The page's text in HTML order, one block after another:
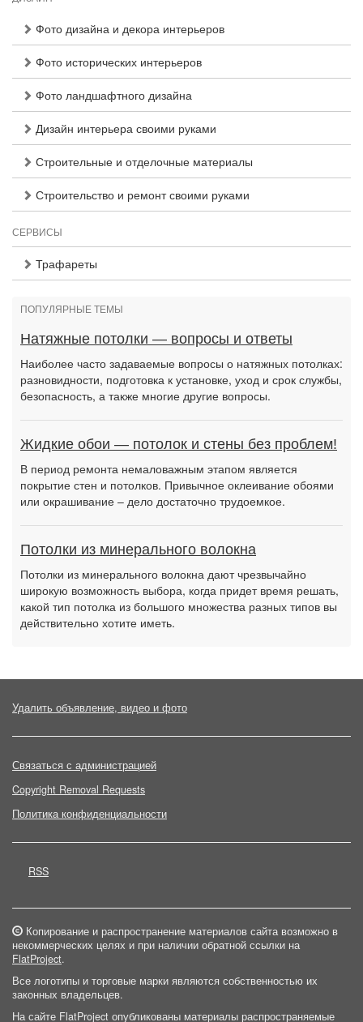
Фото дизайна и декора интерьеров
Фото исторических интерьеров
Фото ландшафтного дизайна
Дизайн интерьера своими руками
Строительные и отделочные материалы
Строительство и ремонт своими руками
СЕРВИСЫ
Трафареты
ПОПУЛЯРНЫЕ ТЕМЫ
Натяжные потолки — вопросы и ответы
Наиболее часто задаваемые вопросы о натяжных потолках:
разновидности, подготовка к установке, уход и срок службы,
безопасность, а также многие другие вопросы.
Жидкие обои — потолок и стены без проблем!
В период ремонта немаловажным этапом является
покрытие стен и потолков. Привычное оклеивание обоями
или окрашивание – дело достаточно трудоемкое.
Потолки из минерального волокна
Потолки из минерального волокна дают чрезвычайно
широкую возможность выбора, когда придет время решать,
какой тип потолка из большого множества разных типов вы
действительно хотите иметь.
Удалить объявление, видео и фото
Связаться с администрацией
Copyright Removal Requests
Политика конфиденциальности
RSS
Копирование и распространение материалов сайта возможно в
некоммерческих целях и при наличии обратной ссылки на
FlatProject.
Все логотипы и торговые марки являются собственностью их
законных владельцев.
На сайте FlatProject опубликованы материалы распространяемые